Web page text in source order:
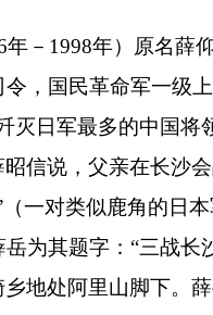
年－1998年）原名薛
，国民革命军一级
灭日军最多的中国将
信说，父亲在长沙
（一对类似鹿角的日
为其题字： “三战长
地处阿里山脚下。